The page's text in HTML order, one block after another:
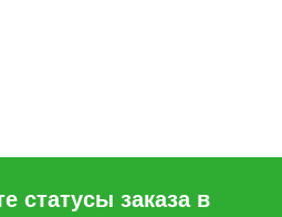
статусы заказа в